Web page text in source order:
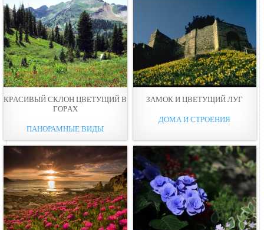
КРAСИВЫЙ СКЛОН ЦВЕТУЩИЙ В
ГОPАХ
ПАНОРАМНЫЕ ВИДЫ
ЗАМОК И ЦВЕТУЩИЙ ЛУГ
ДОМА И СТРОЕНИЯ